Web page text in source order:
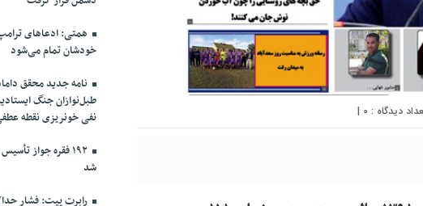
0
|
همتی: ادعاهای
خودشان تمام می‌شود
نامه جدید محقق
طبل‌نوازان جنگ
نفی خونریزی نقطه
۱۹۲ فقره جواز
شد
رابرت پیت: فشار